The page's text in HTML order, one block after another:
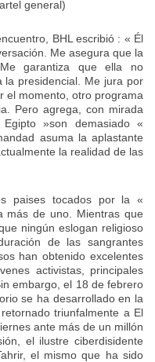
general)
BHL escribió : « Él
Me asegura que la
garantiza que ella no
la presidencial. Me jura por
el momento, otro programa
Pero agrega, con mirada
»son demasiado «
asuma la aplastante
la realidad de las
paises tocados por la «
más de uno. Mientras que
ningún eslogan religioso
de las sangrantes
han obtenido excelentes
activistas, principales
embargo, el 18 de febrero
se ha desarrollado en la
triunfalmente a El
ante más de un millón
el ilustre ciberdisidente
el mismo que ha sido